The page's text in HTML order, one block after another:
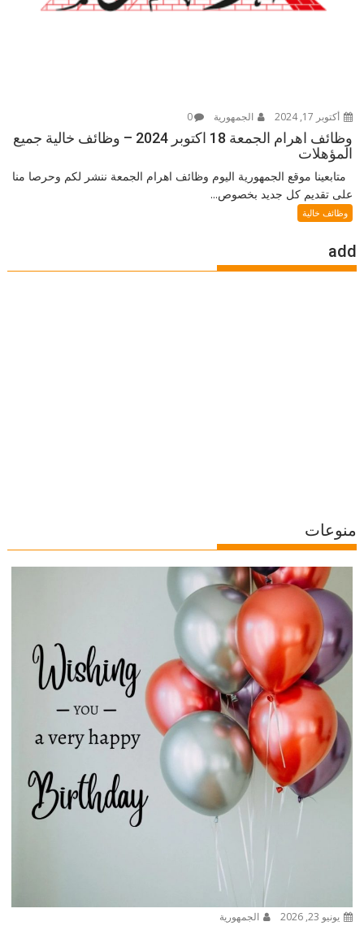
أكتوبر 17, 2024 الجمهورية 0
وظائف اهرام الجمعة 18 اكتوبر 2024 – وظائف خالية جميع
المؤهلات
متابعينا موقع الجمهورية اليوم وظائف اهرام الجمعة ننشر لكم وحرصا منا
على تقديم كل جديد بخصوص...
وظائف خالية
add
منوعات
يونيو 23, 2026 الجمهورية